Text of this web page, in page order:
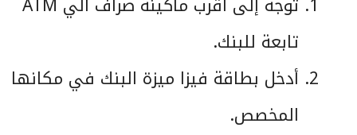
تابعة للبنك.
أدخل بطاقة فيزا ميزة البنك في مكانها
المخصص.